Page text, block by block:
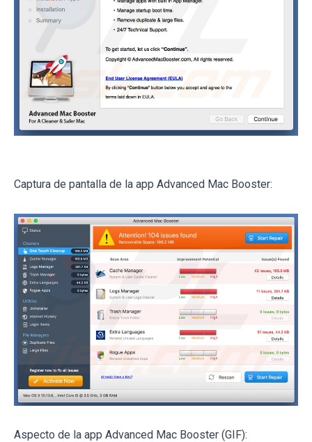
Captura de pantalla de la app Advanced Mac Booster:
Aspecto de la app Advanced Mac Booster (GIF):